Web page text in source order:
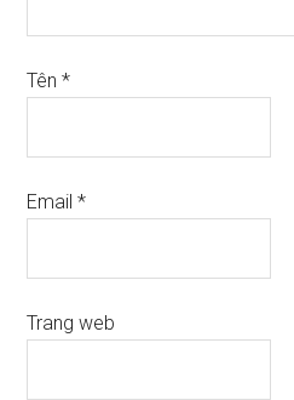
Tên*
Email*
Trang web